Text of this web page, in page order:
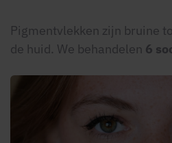
Pigmentvlekken zijn bruine
de huid. We behandelen 6